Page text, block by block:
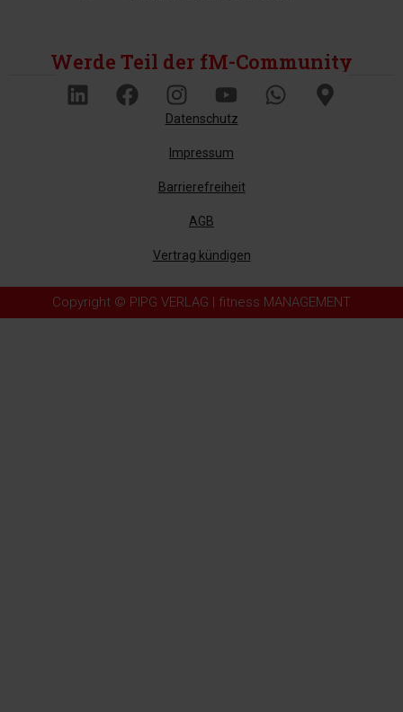
Werde Teil der fM-Community
Datenschutz
Impressum
Barrierefreiheit
AGB
Vertrag kündigen
Copyright © PIPG VERLAG | fitness MANAGEMENT